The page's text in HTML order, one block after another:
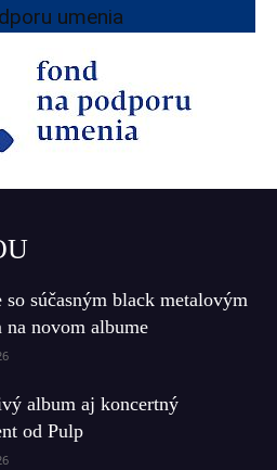
umenia
súčasným black metalovým
na novom albume
album aj koncertný
od Pulp